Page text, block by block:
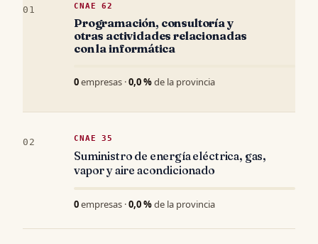
01 CNAE 62
Programación, consultoría y
otras actividades relacionadas
con la informática
0empresas ·0,0 %de la provincia
02 CNAE 35
Suministro de energía eléctrica, gas,
vapor y aire acondicionado
0empresas ·0,0 %de la provincia